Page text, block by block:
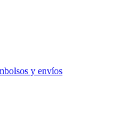
y envíos